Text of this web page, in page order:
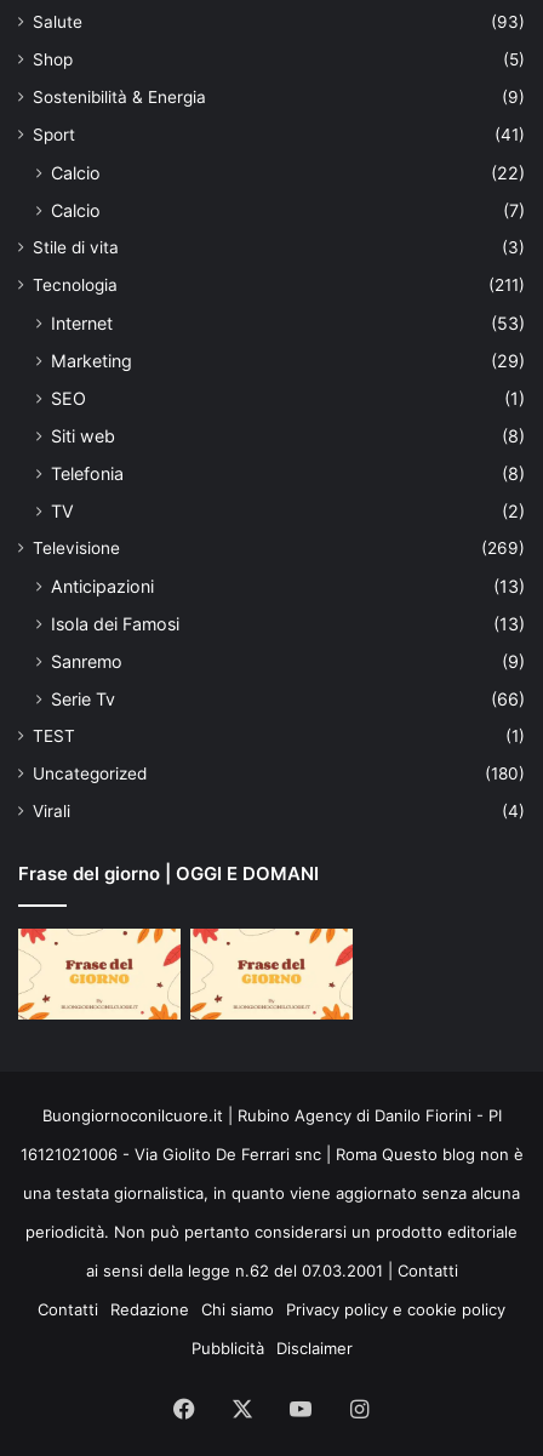
Salute
(93)
Shop
(5)
Sostenibilità & Energia
(9)
Sport
(41)
Calcio
(22)
Calcio
(7)
Stile di vita
(3)
Tecnologia
(211)
Internet
(53)
Marketing
(29)
SEO
(1)
Siti web
(8)
Telefonia
(8)
TV
(2)
Televisione (269)
Anticipazioni
(13)
Isola dei Famosi
(13)
Sanremo
(9)
Serie Tv
(66)
TEST
(1)
Uncategorized
(180)
Virali
(4)
Frase del giorno | OGGI E DOMANI
Buongiornoconilcuore.it | Rubino Agency di Danilo Fiorini - PI
16121021006 - Via Giolito De Ferrari snc | Roma Questo blog non è
una testata giornalistica, in quanto viene aggiornato senza alcuna
periodicità. Non può pertanto considerarsi un prodotto editoriale
ai sensi della legge n.62 del 07.03.2001 | Contatti
Contatti
Redazione Chi siamo
Privacy policy e cookie policy
Pubblicità
Disclaimer